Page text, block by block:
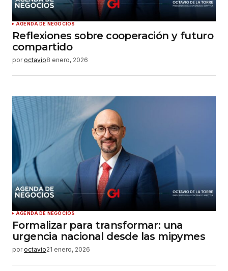
AGENDA DE NEGOCIOS
Reflexiones sobre cooperación y futuro
compartido
por octavio8 enero, 2026
AGENDA DE NEGOCIOS
Formalizar para transformar: una
urgencia nacional desde las mipymes
por octavio21 enero, 2026